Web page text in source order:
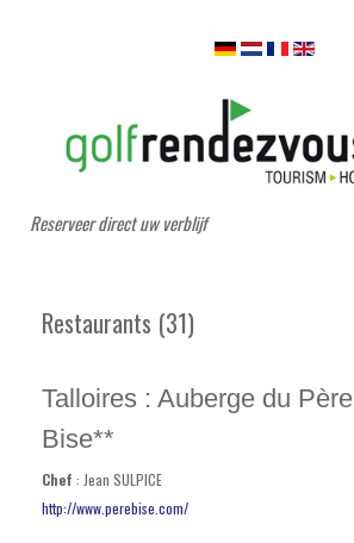
Reserveer direct uw verblijf
Restaurants (31)
Talloires : Auberge du Père
Bise**
Chef : Jean SULPICE
http://www.perebise.com/